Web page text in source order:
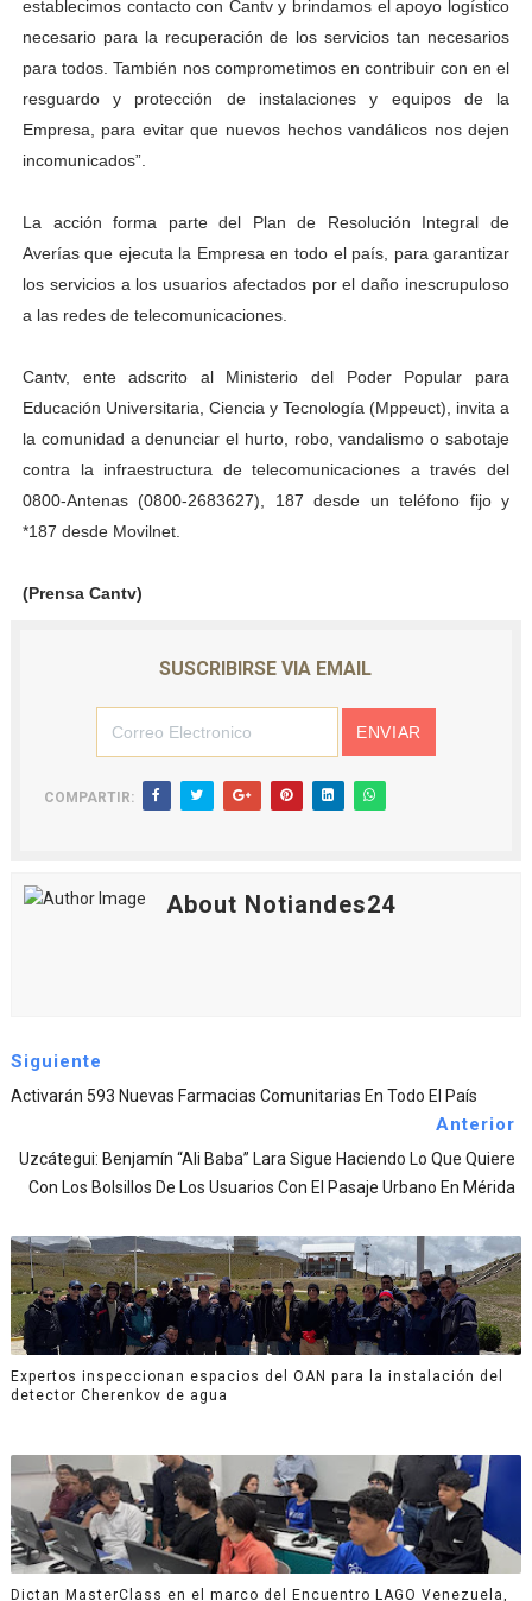
establecimos contacto con Cantv y brindamos el apoyo logístico
necesario para la recuperación de los servicios tan necesarios
para todos. También nos comprometimos en contribuir con en el
resguardo y protección de instalaciones y equipos de la
Empresa, para evitar que nuevos hechos vandálicos nos dejen
incomunicados”.
La acción forma parte del Plan de Resolución Integral de
Averías que ejecuta la Empresa en todo el país, para garantizar
los servicios a los usuarios afectados por el daño inescrupuloso
a las redes de telecomunicaciones.
Cantv, ente adscrito al Ministerio del Poder Popular para
Educación Universitaria, Ciencia y Tecnología (Mppeuct), invita a
la comunidad a denunciar el hurto, robo, vandalismo o sabotaje
contra la infraestructura de telecomunicaciones a través del
0800-Antenas (0800-2683627), 187 desde un teléfono fijo y
*187 desde Movilnet.
(Prensa Cantv)
SUSCRIBIRSE VIA EMAIL
COMPARTIR:
About Notiandes24
Siguiente
Activarán 593 Nuevas Farmacias Comunitarias En Todo El País
Anterior
Uzcátegui: Benjamín “Ali Baba” Lara Sigue Haciendo Lo Que Quiere
Con Los Bolsillos De Los Usuarios Con El Pasaje Urbano En Mérida
Expertos inspeccionan espacios del OAN para la instalación del
detector Cherenkov de agua
Dictan MasterClass en el marco del Encuentro LAGO Venezuela,